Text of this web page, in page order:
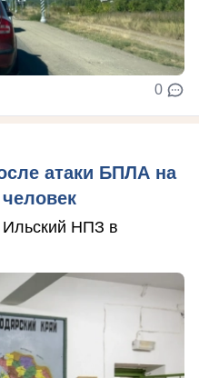
0
атаки БПЛА на
Ильский НПЗ в